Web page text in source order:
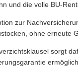
und die volle BU-
zur
ohne erneute
sorgt